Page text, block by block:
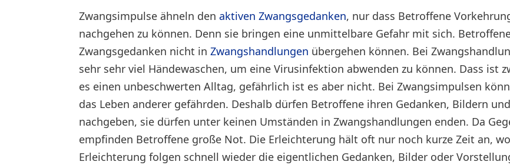
Zwangsimpulse ähneln denaktiven Zwangsgedanken, nur dass Betroffene
nachgehen zu können. Denn sie bringen eine unmittelbare Gefahr mit sich.
Zwangsgedanken nicht inZwangshandlungen übergehen können. Bei
sehr sehr viel Händewaschen, um eine Virusinfektion abwenden zu können. Dass ist
es einen unbeschwerten Alltag, gefährlich ist es aber nicht. Bei Zwangsimpulsen
das Leben anderer gefährden. Deshalb dürfen Betroffene ihren Gedanken, Bildern
nachgeben, sie dürfen unter keinen Umständen in Zwangshandlungen enden. Da
empfinden Betroffene große Not. Die Erleichterung hält oft nur noch kurze Zeit an,
Erleichterung folgen schnell wieder die eigentlichen Gedanken, Bilder oder